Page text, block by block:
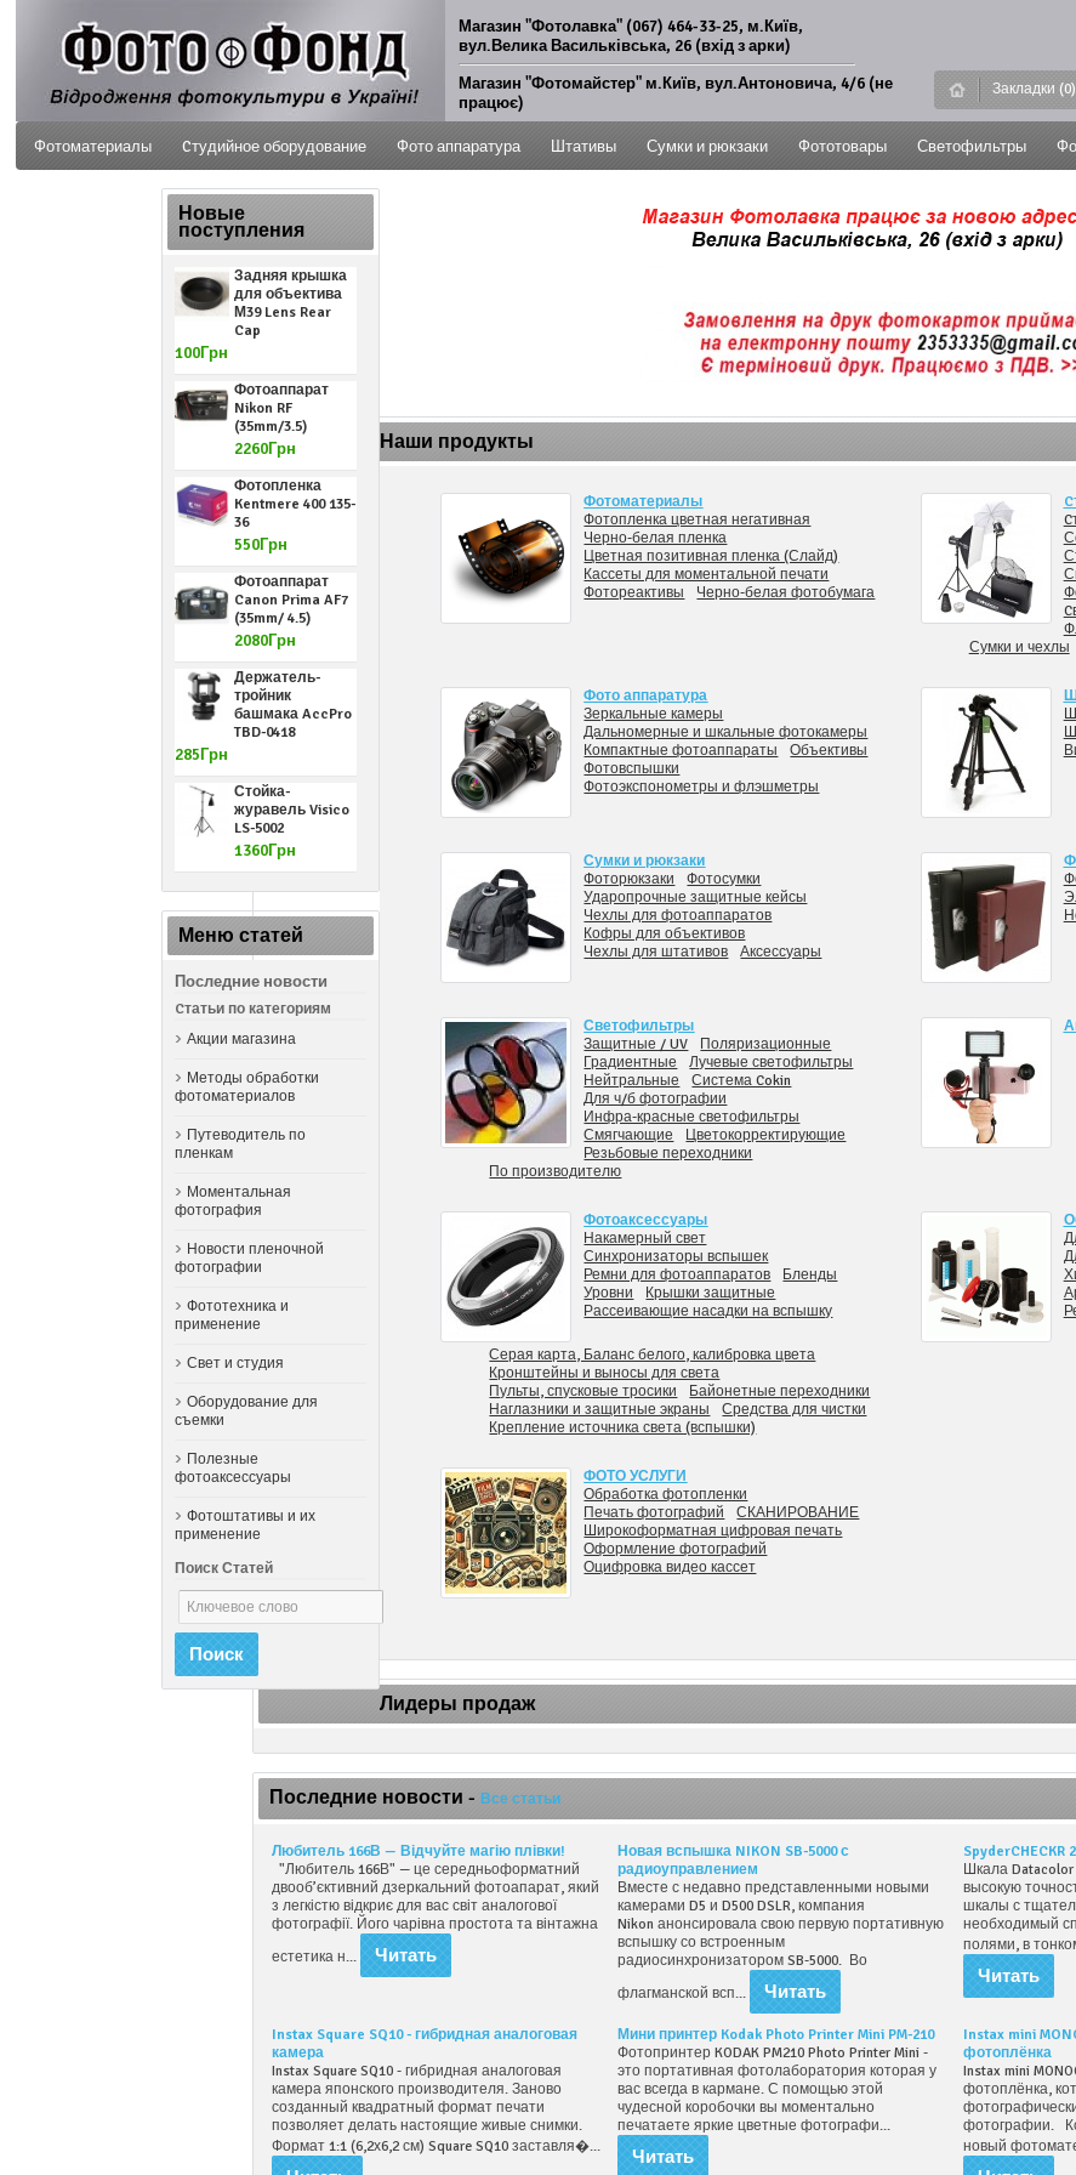
Магазин "Фотолавка" (067) 464-33-25, м.Київ,
вул.Велика Васильківська, 26 (вхід з арки)
Магазин "Фотомайстер" м.Київ, вул.Антоновича, 4/6 (не
працює)
Закладки (0)
Фотоматериалы Cтудийное оборудование Фото аппаратура Штативы Сумки и рюкзаки Фототовары Светофильтры
Новые
поступления
Задняя крышка
для объектива
М39 Lens Rear
Cap
100Грн
Фотоаппарат
Nikon RF
(35mm/3.5)
2260Грн
Фотопленка
Kentmere 400 135-
36
550Грн
Фотоаппарат
Canon Prima AF7
(35mm/ 4.5)
2080Грн
Держатель-
тройник
башмака AccPro
TBD-0418
285Грн
Стойка-
журавель Visico
LS-5002
1360Грн
Меню статей
Последние новости
Cтатьи по категориям
Акции магазина
Методы обработки
фотоматериалов
Путеводитель по
пленкам
Моментальная
фотография
Новости пленочной
фотографии
Фототехника и
применение
Свет и студия
Оборудование для
съемки
Полезные
фотоаксессуары
Фотоштативы и их
применение
Поиск Статей
Поиск
Наши продукты
Фотоматериалы
Фотопленка цветная негативная
Черно-белая пленка
Цветная позитивная пленка (Слайд)
Кассеты для моментальной печати
Фотореактивы
Черно-белая фотобумага
Сумки и чехлы
Фото аппаратура
Зеркальные камеры
Дальномерные и шкальные фотокамеры
Компактные фотоаппараты
Объективы
Фотовспышки
Фотоэкспонометры и флэшметры
Сумки и рюкзаки
Фоторюкзаки
Фотосумки
Ударопрочные защитные кейсы
Чехлы для фотоаппаратов
Кофры для объективов
Чехлы для штативов
Аксессуары
Светофильтры
Защитные / UV
Поляризационные
Градиентные
Лучевые светофильтры
Нейтральные
Система Cokin
Для ч/б фотографии
Инфра-красные светофильтры
Смягчающие
Цветокорректирующие
Резьбовые переходники
По производителю
Фотоаксессуары
Накамерный свет
Синхронизаторы вспышек
Ремни для фотоаппаратов
Бленды
Уровни
Крышки защитные
Рассеивающие насадки на вспышку
Серая карта, Баланс белого, калибровка цвета
Кронштейны и выносы для света
Пульты, спусковые тросики
Байонетные переходники
Наглазники и защитные экраны
Средства для чистки
Крепление источника света (вспышки)
ФОТО УСЛУГИ
Обработка фотопленки
Печать фотографий
СКАНИРОВАНИЕ
Широкоформатная цифровая печать
Оформление фотографий
Оцифровка видео кассет
Лидеры продаж
Последние новости -Все статьи
Любитель 166В — Відчуйте магію плівки!
"Любитель 166В" — це середньоформатний
двооб’єктивний дзеркальний фотоапарат, який
з легкістю відкриє для вас світ аналогової
фотографії. Його чарівна простота та вінтажна
естетика н...
Читать
Новая вспышка NIKON SB-5000 с
радиоуправлением
Вместе с недавно представленными новыми
камерами D5 и D500 DSLR, компания
Nikon анонсировала свою первую портативную
вспышку со встроенным
радиосинхронизатором SB-5000. Во
флагманской всп...
Читать
SpyderCHECKR
Шкала Datacolor
высокую
шкалы с
необходимый
полями, в
Читать
Instax Square SQ10 - гибридная аналоговая
камера
Instax Square SQ10 - гибридная аналоговая
камера японского производителя. Заново
созданный квадратный формат печати
позволяет делать настоящие живые снимки.
Формат 1:1 (6,2х6,2 см) Square SQ10 заставля�...
Мини принтер Kodak Photo Printer Mini PM-210
Фотопринтер KODAK PM210 Photo Printer Mini -
это портативная фотолаборатория которая у
вас всегда в кармане. С помощью этой
чудесной коробочки вы моментально
печатаете яркие цветные фотографи...
Читать
Instax mini
фотоплёнка
Instax mini
фотоплёнка,
фотографии.
новый